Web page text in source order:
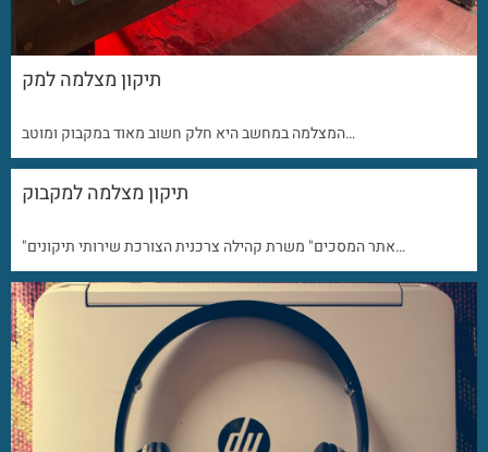
תיקון מצלמה למק
המצלמה במחשב היא חלק חשוב מאוד במקבוק ומוטב…
תיקון מצלמה למקבוק
"אתר המסכים" משרת קהילה צרכנית הצורכת שירותי תיקונים…